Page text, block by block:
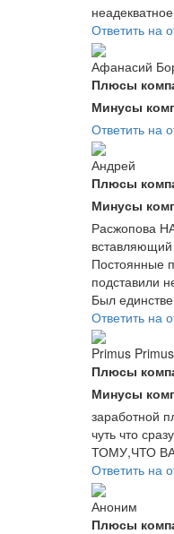
Ответить на
Афанасий
Плюсы
Минусы
Ответить на
Андрей
Плюсы
Минусы
Расжопова
Постоянные
подставили
Был
Ответить на
Primus Primus
Плюсы
Минусы
заработной
чуть что
ТОМУ,ЧТО
Ответить на
Аноним
Плюсы